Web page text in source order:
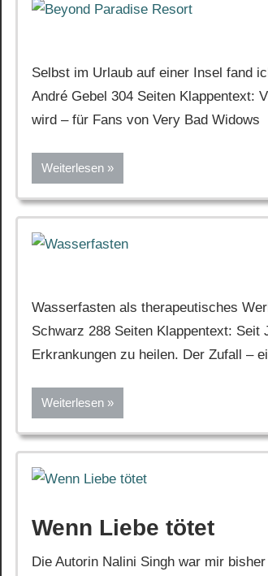
Selbst im Urlaub auf einer Insel fand
André Gebel 304 Seiten Klappentext:
wird – für Fans von Very Bad Widows
Weiterlesen
Wasserfasten als therapeutisches
Schwarz 288 Seiten Klappentext:
Erkrankungen zu heilen. Der Zufall –
Weiterlesen
Wenn Liebe tötet
Die Autorin Nalini Singh war mir